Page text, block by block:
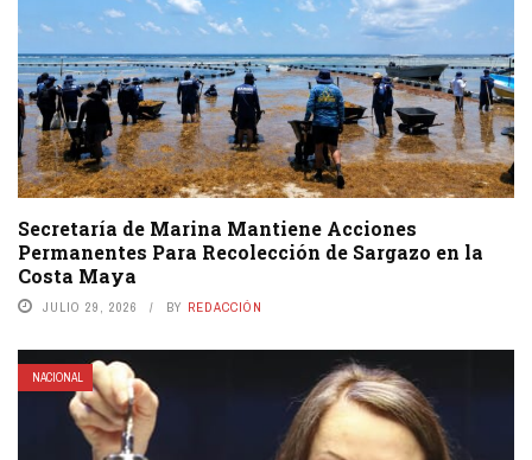
Secretaría de Marina Mantiene Acciones
Permanentes Para Recolección de Sargazo en la
Costa Maya
JULIO 29, 2026 BY REDACCIÓN
NACIONAL